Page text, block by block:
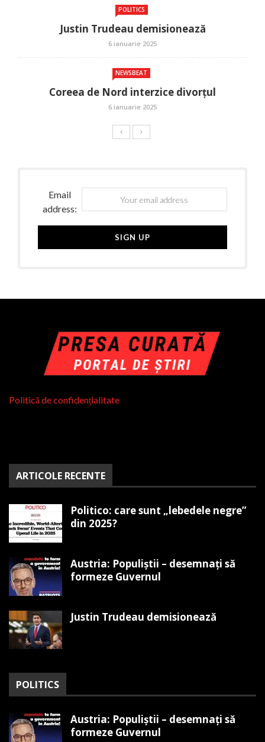
POLITICS
Justin Trudeau demisionează
6 ianuarie 2025
NEWSBEAT
Coreea de Nord interzice divorțul
6 ianuarie 2025
Email
address:
Politică de confidențialitate
ARTICOLE RECENTE
Politico: care sunt „lebedele negre”
din 2025?
Austria: Populiștii – desemnați să
formeze Guvernul
Justin Trudeau demisionează
POLITICS
Austria: Populiștii – desemnați să
formeze Guvernul